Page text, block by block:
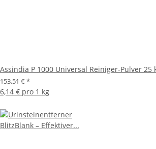
Assindia P 1000 Universal Reiniger-Pulver 25
153,51 € *
6,14 € pro 1 kg